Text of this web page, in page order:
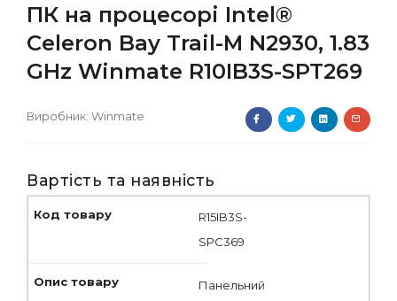
ПК на процесорі Intel®
Celeron Bay Trail-M N2930, 1.83
GHz Winmate R10IB3S-SPT269
Виробник: Winmate
Вартість та наявність
R15IB3S-
SPC369
Панельний